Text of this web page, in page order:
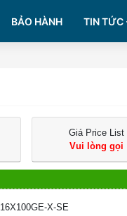
BẢO HÀNH TIN TỨC
Giá Price List
Vui lòng gọi
X-SE